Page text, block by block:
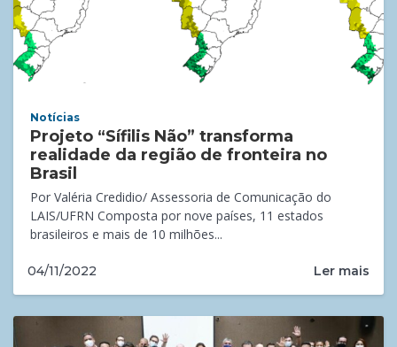
Notícias
Projeto “Sífilis Não” transforma
realidade da região de fronteira no
Brasil
Por Valéria Credidio/ Assessoria de Comunicação do
LAIS/UFRN Composta por nove países, 11 estados
brasileiros e mais de 10 milhões...
04/11/2022 Ler mais